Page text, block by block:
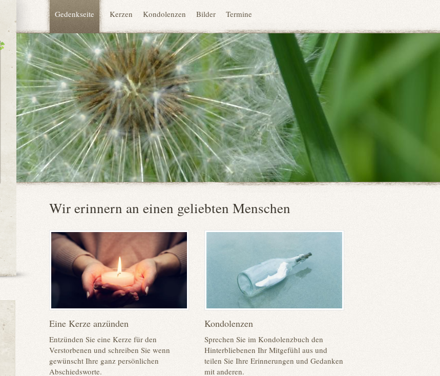
Gedenkseite Kerzen Kondolenzen Bilder Termine
Wir erinnern an einen geliebten Menschen
Eine Kerze anzünden
Entzünden Sie eine Kerze für den
Verstorbenen und schreiben Sie wenn
gewünscht Ihre ganz persönlichen
Abschiedsworte.
Kondolenzen
Sprechen Sie im Kondolenzbuch den
Hinterbliebenen Ihr Mitgefühl aus und
teilen Sie Ihre Erinnerungen und Gedanken
mit anderen.